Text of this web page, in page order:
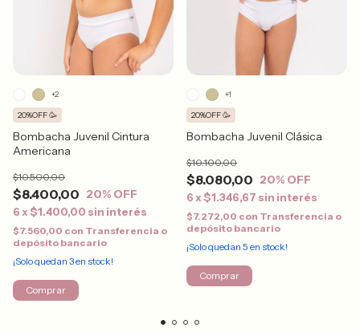
Bombacha Juvenil Cintura
Americana
$8.400,00
$10.500,00
20% OFF
6 x$1.400,00 sin interés
20%OFF 🥳
$7.560,00 con Transferencia o
depósito bancario
¡Solo quedan 3en stock!
+2
Comprar
Bombacha Juvenil Clásica
$8.080,00
$10.100,00
20% OFF
6 x$1.346,67 sin interés
20%OFF 🥳
$7.272,00 con Transferencia o
depósito bancario
¡Solo quedan 5 en stock!
+1
Comprar